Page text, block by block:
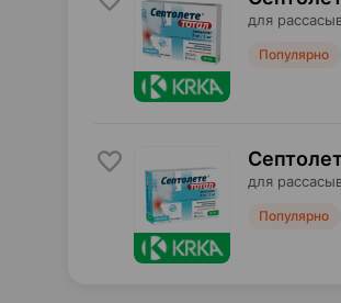
для
Популярно
для
Популярно